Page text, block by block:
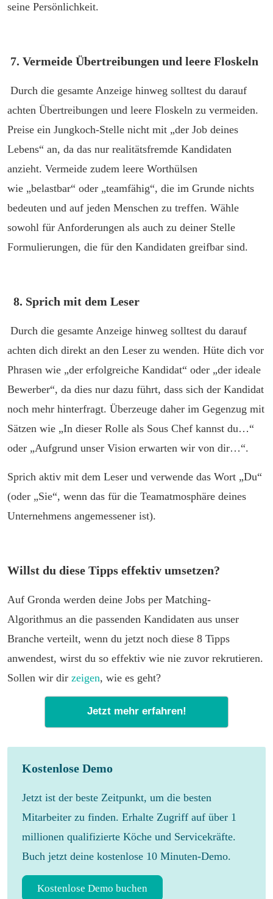
seine Persönlichkeit.
7. Vermeide Übertreibungen und leere Floskeln
Durch die gesamte Anzeige hinweg solltest du darauf
achten Übertreibungen und leere Floskeln zu vermeiden.
Preise ein Jungkoch-Stelle nicht mit „der Job deines
Lebens“ an, da das nur realitätsfremde Kandidaten
anzieht. Vermeide zudem leere Worthülsen
wie „belastbar“ oder „teamfähig“, die im Grunde nichts
bedeuten und auf jeden Menschen zu treffen. Wähle
sowohl für Anforderungen als auch zu deiner Stelle
Formulierungen, die für den Kandidaten greifbar sind.
8. Sprich mit dem Leser
Durch die gesamte Anzeige hinweg solltest du darauf
achten dich direkt an den Leser zu wenden. Hüte dich vor
Phrasen wie „der erfolgreiche Kandidat“ oder „der ideale
Bewerber“, da dies nur dazu führt, dass sich der Kandidat
noch mehr hinterfragt. Überzeuge daher im Gegenzug mit
Sätzen wie „In dieser Rolle als Sous Chef kannst du…“
oder „Aufgrund unser Vision erwarten wir von dir…“.
Sprich aktiv mit dem Leser und verwende das Wort „Du“
(oder „Sie“, wenn das für die Teamatmosphäre deines
Unternehmens angemessener ist).
Willst du diese Tipps effektiv umsetzen?
Auf Gronda werden deine Jobs per Matching-
Algorithmus an die passenden Kandidaten aus unser
Branche verteilt, wenn du jetzt noch diese 8 Tipps
anwendest, wirst du so effektiv wie nie zuvor rekrutieren.
Sollen wir dir zeigen, wie es geht?
Jetzt mehr erfahren!
Kostenlose Demo
Jetzt ist der beste Zeitpunkt, um die besten
Mitarbeiter zu finden. Erhalte Zugriff auf über 1
millionen qualifizierte Köche und Servicekräfte.
Buch jetzt deine kostenlose 10 Minuten-Demo.
Kostenlose Demo buchen